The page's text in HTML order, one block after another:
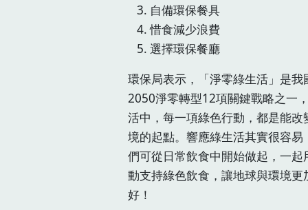
自備環保餐具
惜食減少浪費
選擇環保餐廳
環保局表示，「淨零綠生活」是我
2050淨零轉型12項關鍵戰略之一
活中，每一項綠色行動，都是能改
境的起點。響應綠生活其實很容易
們可從日常飲食中開始做起，一起
動支持綠色飲食，讓地球與環境更
好！